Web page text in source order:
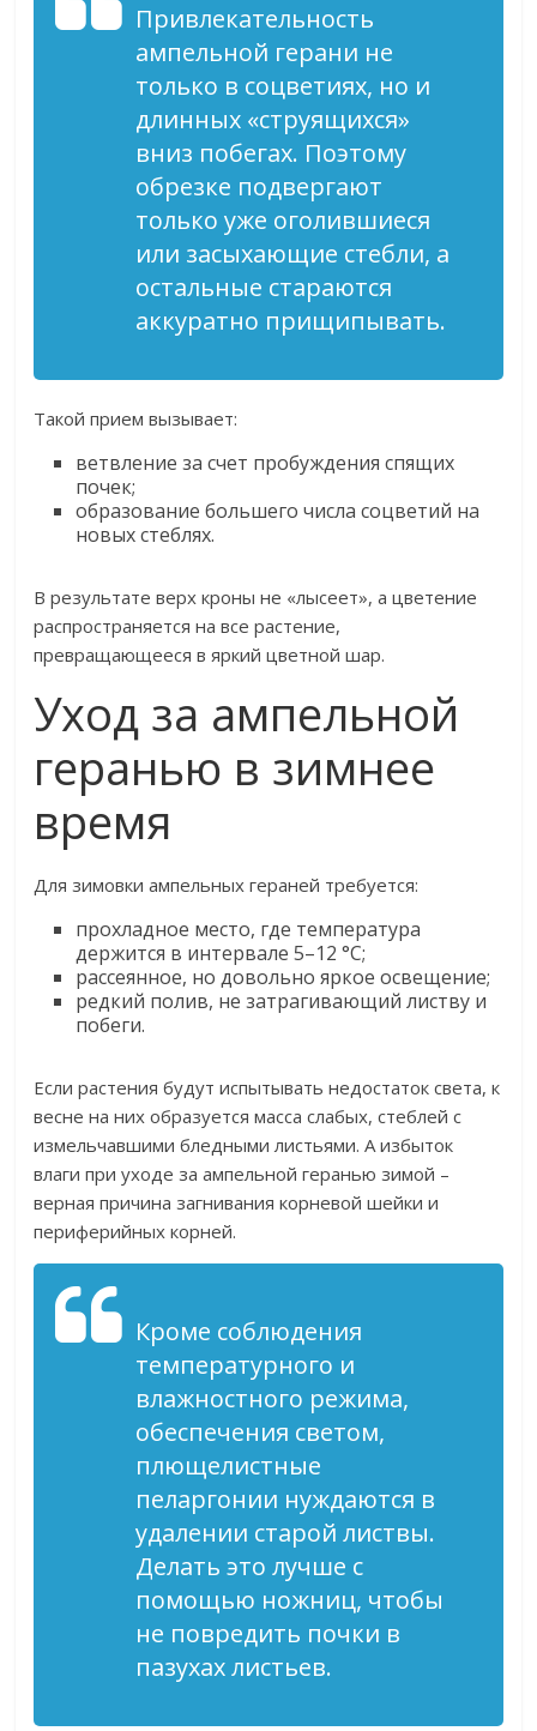
Привлекательность
ампельной герани не
только в соцветиях, но и
длинных «струящихся»
вниз побегах. Поэтому
обрезке подвергают
только уже оголившиеся
или засыхающие стебли, а
остальные стараются
аккуратно прищипывать.
Такой прием вызывает:
ветвление за счет пробуждения спящих
почек;
образование большего числа соцветий на
новых стеблях.
В результате верх кроны не «лысеет», а цветение
распространяется на все растение,
превращающееся в яркий цветной шар.
Уход за ампельной
геранью в зимнее
время
Для зимовки ампельных гераней требуется:
прохладное место, где температура
держится в интервале 5–12 °C;
рассеянное, но довольно яркое освещение;
редкий полив, не затрагивающий листву и
побеги.
Если растения будут испытывать недостаток света, к
весне на них образуется масса слабых, стеблей с
измельчавшими бледными листьями. А избыток
влаги при уходе за ампельной геранью зимой –
верная причина загнивания корневой шейки и
периферийных корней.
Кроме соблюдения
температурного и
влажностного режима,
обеспечения светом,
плющелистные
пеларгонии нуждаются в
удалении старой листвы.
Делать это лучше с
помощью ножниц, чтобы
не повредить почки в
пазухах листьев.